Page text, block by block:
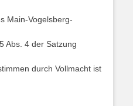
Main-Vogelsberg-
Abs. 4 der Satzung
durch Vollmacht ist